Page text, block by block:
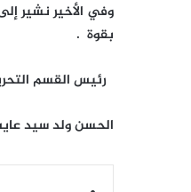
وفي الأخير نشير
بقوة .
رئيس القسم
الحسن ولد سيد